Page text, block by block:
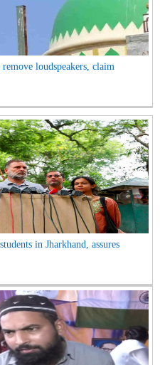
loudspeakers, claim
in Jharkhand, assures